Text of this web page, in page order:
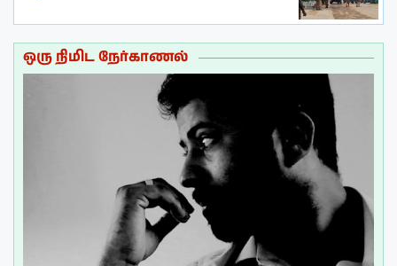
ஒரு நிமிட நேர்காணல்